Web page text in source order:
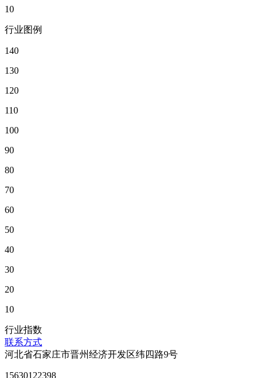
10
行业图例
140
130
120
110
100
90
80
70
60
50
40
30
20
10
行业指数
联系方式
河北省石家庄市晋州经济开发区纬四路9号
15630122398